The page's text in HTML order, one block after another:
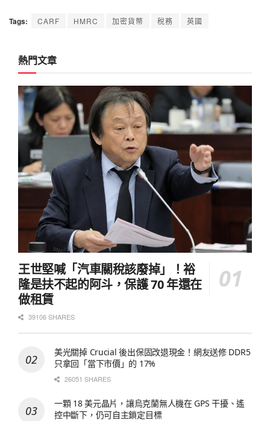
Tags: CARF HMRC 加密貨幣 稅務 英國
熱門文章
王世堅喊「汽車關稅該廢掉」！裕
隆是扶不起的阿斗，保護 70 年還在
做租賃
39106 SHARES
美光關掉 Crucial 後出保固改退現金！網友送修 DDR5
只拿回「當下市價」的 17%
26051 SHARES
一顆 18 美元晶片，讓烏克蘭無人機在 GPS 干擾、遙
控中斷下，仍可自主鎖定目標